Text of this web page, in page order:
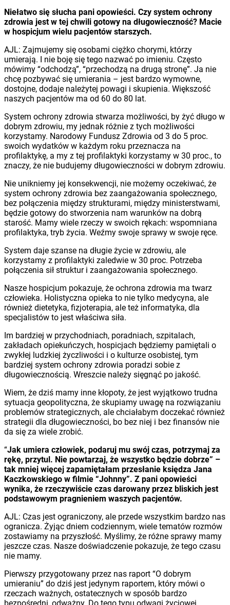
Niełatwo się słucha pani opowieści. Czy system ochrony
zdrowia jest w tej chwili gotowy na długowieczność? Macie
w hospicjum wielu pacjentów starszych.
AJL: Zajmujemy się osobami ciężko chorymi, którzy
umierają. I nie boję się tego nazwać po imieniu. Często
mówimy “odchodzą”, “przechodzą na drugą stronę”. Ja nie
chcę pozbywać się umierania – jest bardzo wymowne,
dostojne, dodaje należytej powagi i skupienia. Większość
naszych pacjentów ma od 60 do 80 lat.
System ochrony zdrowia stwarza możliwości, by żyć długo w
dobrym zdrowiu, my jednak różnie z tych możliwości
korzystamy. Narodowy Fundusz Zdrowia od 3 do 5 proc.
swoich wydatków w każdym roku przeznacza na
profilaktykę, a my z tej profilaktyki korzystamy w 30 proc., to
znaczy, że nie budujemy długowieczności w dobrym zdrowiu.
Nie unikniemy jej konsekwencji, nie możemy oczekiwać, że
system ochrony zdrowia bez zaangażowania społecznego,
bez połączenia między strukturami, między ministerstwami,
będzie gotowy do stworzenia nam warunków na dobrą
starość. Mamy wiele rzeczy w swoich rękach: wspomniana
profilaktyka, tryb życia. Weźmy swoje sprawy w swoje ręce.
System daje szanse na długie życie w zdrowiu, ale
korzystamy z profilaktyki zaledwie w 30 proc. Potrzeba
połączenia sił struktur i zaangażowania społecznego.
Nasze hospicjum pokazuje, że ochrona zdrowia ma twarz
człowieka. Holistyczna opieka to nie tylko medycyna, ale
również dietetyka, fizjoterapia, ale też informatyka, dla
specjalistów to jest właściwa siła.
Im bardziej w przychodniach, poradniach, szpitalach,
zakładach opiekuńczych, hospicjach będziemy pamiętali o
zwykłej ludzkiej życzliwości i o kulturze osobistej, tym
bardziej system ochrony zdrowia poradzi sobie z
długowiecznością. Wreszcie należy sięgnąć po jakość.
Wiem, że dziś mamy inne kłopoty, że jest wyjątkowo trudna
sytuacja geopolityczna, że skupiamy uwagę na rozwiązaniu
problemów strategicznych, ale chciałabym doczekać również
strategii dla długowieczności, bo bez niej i bez finansów nie
da się za wiele zrobić.
“Jak umiera człowiek, podaruj mu swój czas, potrzymaj za
rękę, przytul. Nie powtarzaj, że wszystko będzie dobrze” –
tak mniej więcej zapamiętałam przesłanie księdza Jana
Kaczkowskiego w filmie “Johnny”. Z pani opowieści
wynika, że rzeczywiście czas darowany przez bliskich jest
podstawowym pragnieniem waszych pacjentów.
AJL: Czas jest ograniczony, ale przede wszystkim bardzo nas
ogranicza. Żyjąc dniem codziennym, wiele tematów rozmów
zostawiamy na przyszłość. Myślimy, że różne sprawy mamy
jeszcze czas. Nasze doświadczenie pokazuje, że tego czasu
nie mamy.
Pierwszy przygotowany przez nas raport “O dobrym
umieraniu” do dziś jest jedynym raportem, który mówi o
rzeczach ważnych, ostatecznych w sposób bardzo